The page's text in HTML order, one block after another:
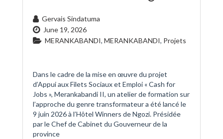
Gervais Sindatuma
June 19, 2026
MERANKABANDI, MERANKABANDI, Projets
Dans le cadre de la mise en œuvre du projet
d’Appui aux Filets Sociaux et Emploi « Cash for
Jobs », Merankabandi II, un atelier de formation sur
l’approche du genre transformateur a été lancé le
9 juin 2026 à l’Hôtel Winners de Ngozi. Présidée
par le Chef de Cabinet du Gouverneur de la
province